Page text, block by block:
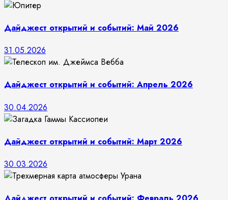
Дайджест открытий и событий: Май 2026
31.05.2026
Дайджест открытий и событий: Апрель 2026
30.04.2026
Дайджест открытий и событий: Март 2026
30.03.2026